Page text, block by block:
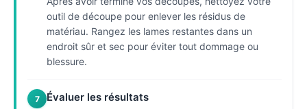
outil de découpe pour enlever les résidus de
matériau. Rangez les lames restantes dans un
endroit sûr et sec pour éviter tout dommage ou
blessure.
7 Évaluer les résultats